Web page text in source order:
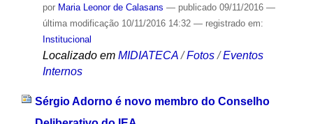
por Maria Leonor de Calasans — publicado09/11/2016 —
última modificação10/11/2016 14:32 — registrado em:
Institucional
Localizado em MIDIATECA /Fotos /Eventos
Internos
Sérgio Adorno é novo membro do Conselho